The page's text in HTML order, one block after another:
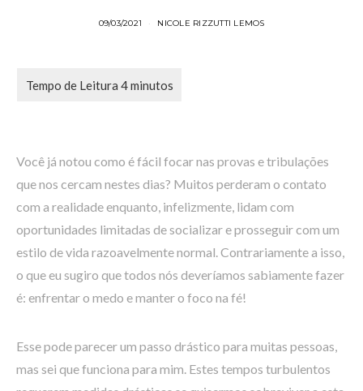
09/03/2021 NICOLE RIZZUTTI LEMOS
Você já notou como é fácil focar nas provas e tribulações
que nos cercam nestes dias? Muitos perderam o contato
com a realidade enquanto, infelizmente, lidam com
oportunidades limitadas de socializar e prosseguir com um
estilo de vida razoavelmente normal. Contrariamente a isso,
o que eu sugiro que todos nós deveríamos sabiamente fazer
é: enfrentar o medo e manter o foco na fé!
Esse pode parecer um passo drástico para muitas pessoas,
mas sei que funciona para mim. Estes tempos turbulentos